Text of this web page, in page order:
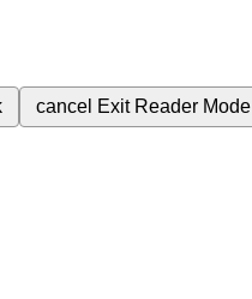
cancel Exit Reader Mode